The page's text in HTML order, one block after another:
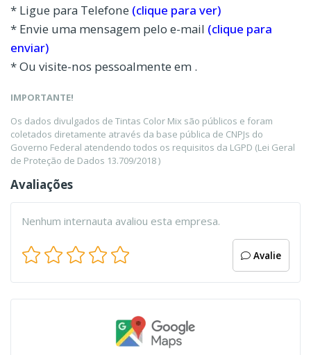
* Ligue para Telefone (clique para ver)
* Envie uma mensagem pelo e-mail (clique para
enviar)
* Ou visite-nos pessoalmente em .
IMPORTANTE!
Os dados divulgados de Tintas Color Mix são públicos e foram
coletados diretamente através da base pública de CNPJs do
Governo Federal atendendo todos os requisitos da LGPD (Lei Geral
de Proteção de Dados 13.709/2018 )
Avaliações
Nenhum internauta avaliou esta empresa.
Avalie